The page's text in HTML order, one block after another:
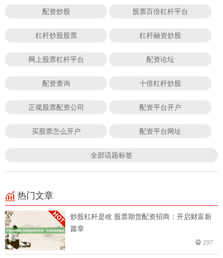
配资炒股 股票百倍杠杆平台
杠杆炒股股票 杠杆融资炒股
网上股票杠杆平台 配资论坛
配资查询 十倍杠杆炒股
正规股票配资公司 配资平台开户
买股票怎么开户 配资平台网址
全部话题标签
热门文章
炒股杠杆是啥 股票期货配资招商：开启财富新
篇章
297